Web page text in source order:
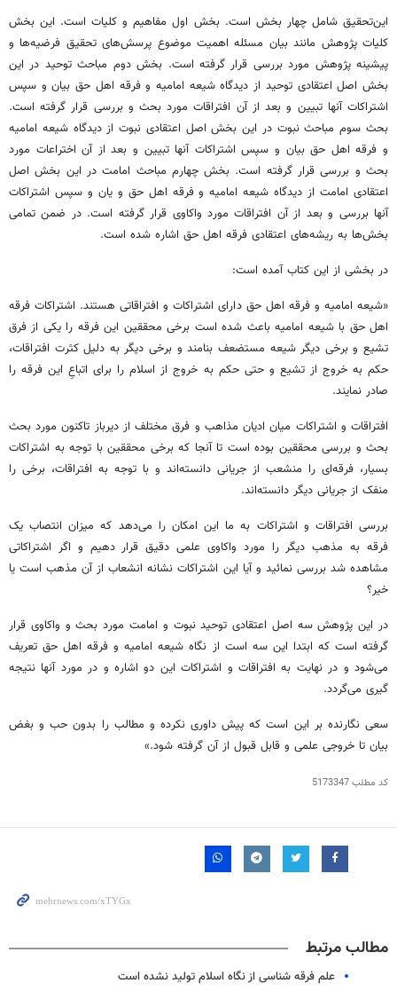
این‌تحقیق شامل چهار بخش است. بخش اول مفاهیم و کلیات است. این بخش
کلیات پژوهش مانند بیان مسئله اهمیت موضوع پرسش‌های تحقیق فرضیه‌ها و
پیشینه پژوهش مورد بررسی قرار گرفته است. بخش دوم مباحث توحید در این
بخش اصل اعتقادی توحید از دیدگاه شیعه امامیه و فرقه اهل حق بیان و سپس
اشتراکات آنها تبیین و بعد از آن افتراقات مورد بحث و بررسی قرار گرفته است.
بحث سوم مباحث نبوت در این بخش اصل اعتقادی نبوت از دیدگاه شیعه امامیه
و فرقه اهل حق بیان و سپس اشتراکات آنها تبیین و بعد از آن اختراعات مورد
بحث و بررسی قرار گرفته است. بخش چهارم مباحث امامت در این بخش اصل
اعتقادی امامت از دیدگاه شیعه امامیه و فرقه اهل حق و یان و سپس اشتراکات
آنها بررسی و بعد از آن افتراقات مورد واکاوی قرار گرفته است. در ضمن تمامی
بخش‌ها به ریشه‌های اعتقادی فرقه اهل حق اشاره شده است.
در بخشی از این کتاب آمده است:
«شیعه امامیه و فرقه اهل حق دارای اشتراکات و افتراقاتی هستند. اشتراکات فرقه
اهل حق با شیعه امامیه باعث شده است برخی محققین این فرقه را یکی از فرق
تشیع و برخی دیگر شیعه مستضعف بنامند و برخی دیگر به دلیل کثرت افتراقات،
حکم به خروج از تشیع و حتی حکم به خروج از اسلام را برای اتباعِ این فرقه را
صادر نمایند.
افتراقات و اشتراکات میان ادیان مذاهب و فرق مختلف از دیرباز تاکنون مورد بحث
بحث و بررسی محققین بوده است تا آنجا که برخی محققین با توجه به اشتراکات
بسیار، فرقه‌ای را منشعب از جریانی دانسته‌اند و با توجه به افتراقات، برخی را
منفک از جریانی دیگر دانسته‌اند.
بررسی افتراقات و اشتراکات به ما این امکان را می‌دهد که میزان انتصاب یک
فرقه به مذهب دیگر را مورد واکاوی علمی دقیق قرار دهیم و اگر اشتراکاتی
مشاهده شد بررسی نمائید و آیا این اشتراکات نشانه انشعاب از آن مذهب است یا
خیر؟
در این پژوهش سه اصل اعتقادی توحید نبوت و امامت مورد بحث و واکاوی قرار
گرفته است که ابتدا این سه است از نگاه شیعه امامیه و فرقه اهل حق تعریف
می‌شود و در نهایت به افتراقات و اشتراکات این دو اشاره و در مورد آنها نتیجه
گیری می‌گردد.
سعی نگارنده بر این است که پیش داوری نکرده و مطالب را بدون حب و بغض
بیان تا خروجی علمی و قابل قبول از آن گرفته شود.»
کد مطلب5173347
مطالب مرتبط
علم فرقه شناسی از نگاه اسلام تولید نشده است